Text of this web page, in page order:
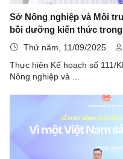
Sở Nông nghiệp và Môi
bồi dưỡng kiến thức
hiện cải thiện, nâng cao
2025 và những năm tiếp
Thứ năm, 11/09/2025
Thực hiện Kế hoạch số 111/
Nông nghiệp và ...